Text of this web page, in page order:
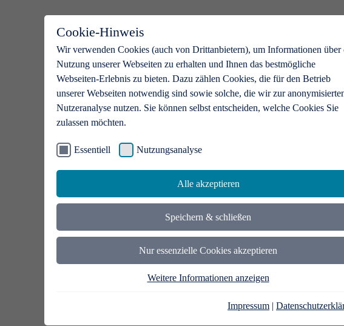
Cookie-Hinweis
Wir verwenden Cookies (auch von Drittanbietern), um Informationen über
Nutzung unserer Webseiten zu erhalten und Ihnen das bestmögliche
Webseiten-Erlebnis zu bieten. Dazu zählen Cookies, die für den Betrieb
unserer Webseiten notwendig sind sowie solche, die wir zur
Nutzeranalyse nutzen. Sie können selbst entscheiden, welche Cookies Sie
zulassen möchten.
Essentiell Nutzungsanalyse
Alle akzeptieren
Speichern & schließen
Nur essenzielle Cookies akzeptieren
Weitere Informationen anzeigen
Impressum |